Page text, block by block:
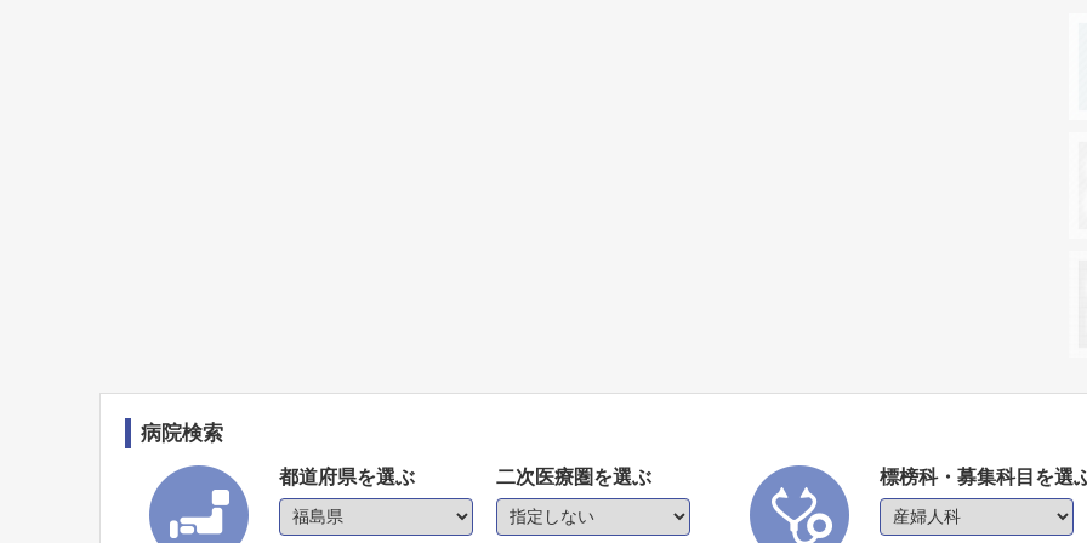
病院検索
都道府県を選ぶ 二次医療圏を選ぶ 標榜科・募集科目を選